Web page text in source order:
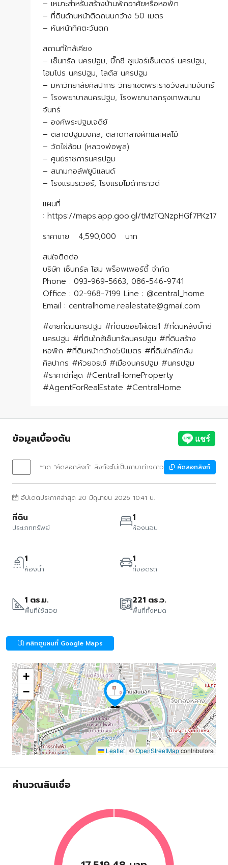
– เหมาะสำหรับสร้างบ้านพักอาศัยหรือหอพัก
– ที่ดินด้านหน้าติดถนนกว้าง 50 เมตร
– หันหน้าทิศตะวันตก
สถานที่ใกล้เคียง
– เซ็นทรัล นครปฐม, บิ๊กซี ซูเปอร์เซ็นเตอร์ นครปฐม,
โฮมโปร นครปฐม, โลตัส นครปฐม
– มหาวิทยาลัยศิลปากร วิทยาเขตพระราชวังสนามจันทร์​
– โรงพยาบาลนครปฐม, โรงพยาบาลกรุงเทพสนาม
จันทร์
– องค์พระปฐมเจดีย์
– ตลาดปฐมมงคล, ตลาดกลางผักและผลไม้
– วัดไผ่ล้อม (หลวงพ่อพูล)
– ศูนย์ราชการนครปฐม
– สนามกอล์ฟยูนิแลนด์
– โรงแรมริเวอร์, โรงแรมไมด้าทราวดี
แผนที่
: https://maps.app.goo.gl/tMzTQNzpHGf7PKz17
ราคาขาย 4,590,000 บาท
​​​​​​​สนใจติดต่อ
บริษัท เซ็นทรัล โฮม พร็อพเพอร์ตี้ จำกัด
Phone : 093-969-5663, 086-546-9741
Office : 02-968-7199 Line : @central_home
​​​​​​​Email : centralhome.realestate@gmail.com
#ขายที่ดินนครปฐม #ที่ดินซอยไผ่เตย1 #ที่ดินหลังบิ๊กซี
นครปฐม #ที่ดินใกล้เซ็นทรัลนครปฐม #ที่ดินสร้าง
หอพัก #ที่ดินหน้ากว้าง50เมตร #ที่ดินใกล้ใกล้ม
ศิลปากร #ห้วยจรเข้ #เมืองนครปฐม #นครปฐม
#ราคาดีที่สุด #CentralHomeProperty
#AgentForRealEstate #CentralHome
ข้อมูลเบื้องต้น
*กด "คัดลอกลิงก์" ลิงก์จะไม่เป็นภาษาต่างดาว คัดลอกลิงก์
อัปเดตประกาศล่าสุด 20 มิถุนายน 2026 10:41 น.
ที่ดิน
ประเภททรัพย์
1
ห้องนอน
1
ห้องน้ำ
1
ที่จอดรถ
1 ตร.ม.
พื้นที่ใช้สอย
221 ตร.ว.
พื้นที่ทั้งหมด
คลิกดูแผนที่ Google Maps
+
−
Leaflet | ©OpenStreetMapcontributors
คำนวณสินเชื่อ